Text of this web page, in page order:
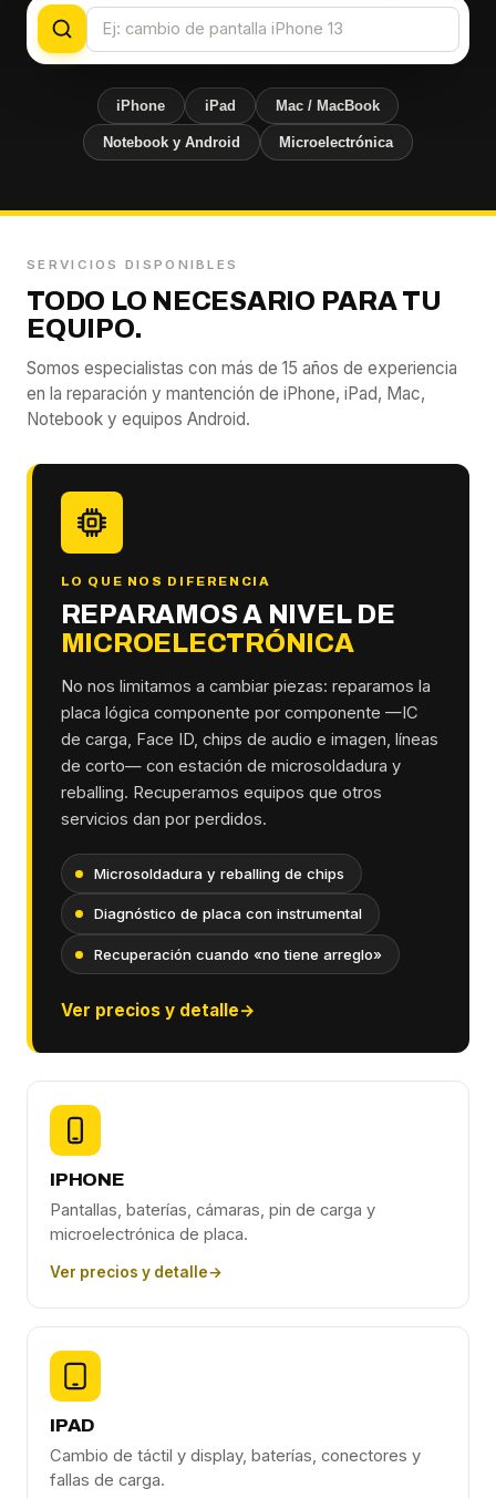
iPhone iPad Mac / MacBook
Notebook y Android Microelectrónica
SERVICIOS DISPONIBLES
TODO LO NECESARIO PARA TU
EQUIPO.
Somos especialistas con más de 15 años de experiencia
en la reparación y mantención de iPhone, iPad, Mac,
Notebook y equipos Android.
LO QUE NOS DIFERENCIA
REPARAMOS A NIVEL DE
MICROELECTRÓNICA
No nos limitamos a cambiar piezas: reparamos la
placa lógica componente por componente —IC
de carga, Face ID, chips de audio e imagen, líneas
de corto— con estación de microsoldadura y
reballing. Recuperamos equipos que otros
servicios dan por perdidos.
Microsoldadura y reballing de chips
Diagnóstico de placa con instrumental
Recuperación cuando «no tiene arreglo»
Ver precios y detalle→
IPHONE
Pantallas, baterías, cámaras, pin de carga y
microelectrónica de placa.
Ver precios y detalle→
IPAD
Cambio de táctil y display, baterías, conectores y
fallas de carga.